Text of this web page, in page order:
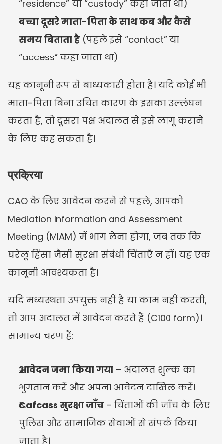
“residence” या “custody” कहा जाता था)
बच्चा दूसरे माता-पिता के साथ कब और कैसे
समय बिताता है (पहले इसे “contact” या
“access” कहा जाता था)
यह कानूनी रूप से बाध्यकारी होता है। यदि कोई भी
माता-पिता बिना उचित कारण के इसका उल्लंघन
करता है, तो दूसरा पक्ष अदालत से इसे लागू कराने
के लिए कह सकता है।
प्रक्रिया
CAO के लिए आवेदन करने से पहले, आपको
Mediation Information and Assessment
Meeting (MIAM) में भाग लेना होगा, जब तक कि
घरेलू हिंसा जैसी सुरक्षा संबंधी चिंताएँ न हों। यह एक
कानूनी आवश्यकता है।
यदि मध्यस्थता उपयुक्त नहीं है या काम नहीं करती,
तो आप अदालत में आवेदन करते हैं (C100 form)।
सामान्य चरण हैं:
आवेदन जमा किया गया – अदालत शुल्क का
भुगतान करें और अपना आवेदन दाखिल करें।
Cafcass सुरक्षा जाँच – चिंताओं की जाँच के लिए
पुलिस और सामाजिक सेवाओं से संपर्क किया
जाता है।